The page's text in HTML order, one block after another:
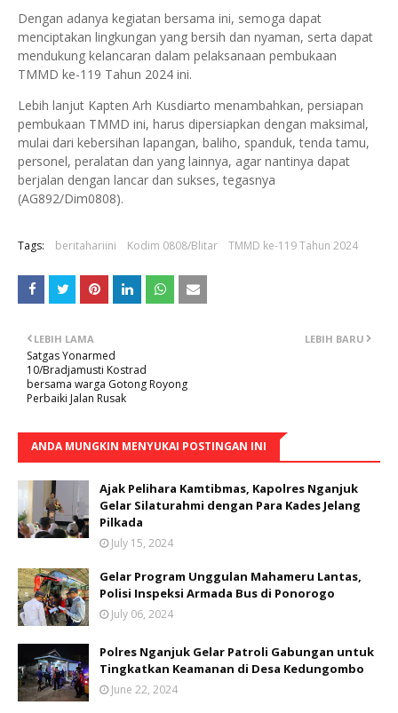
Dengan adanya kegiatan bersama ini, semoga dapat
menciptakan lingkungan yang bersih dan nyaman, serta dapat
mendukung kelancaran dalam pelaksanaan pembukaan
TMMD ke-119 Tahun 2024 ini.
Lebih lanjut Kapten Arh Kusdiarto menambahkan, persiapan
pembukaan TMMD ini, harus dipersiapkan dengan maksimal,
mulai dari kebersihan lapangan, baliho, spanduk, tenda tamu,
personel, peralatan dan yang lainnya, agar nantinya dapat
berjalan dengan lancar dan sukses, tegasnya
(AG892/Dim0808).
Tags: beritahariini Kodim 0808/Blitar TMMD ke-119 Tahun 2024
LEBIH BARU
LEBIH LAMA
Satgas Yonarmed
10/Bradjamusti Kostrad
bersama warga Gotong Royong
Perbaiki Jalan Rusak
ANDA MUNGKIN MENYUKAI POSTINGAN INI
Ajak Pelihara Kamtibmas, Kapolres Nganjuk
Gelar Silaturahmi dengan Para Kades Jelang
Pilkada
July 15, 2024
Gelar Program Unggulan Mahameru Lantas,
Polisi Inspeksi Armada Bus di Ponorogo
July 06, 2024
Polres Nganjuk Gelar Patroli Gabungan untuk
Tingkatkan Keamanan di Desa Kedungombo
June 22, 2024